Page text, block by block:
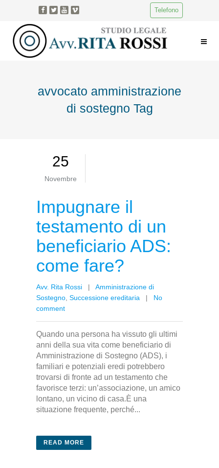
Telefono
avvocato amministrazione
di sostegno Tag
25
Novembre
Impugnare il
testamento di un
beneficiario ADS:
come fare?
Avv. Rita Rossi | Amministrazione di
Sostegno Successione ereditaria | No
comment
Quando una persona ha vissuto gli ultimi
anni della sua vita come beneficiario di
Amministrazione di Sostegno (ADS), i
familiari e potenziali eredi potrebbero
trovarsi di fronte ad un testamento che
favorisce terzi: un’associazione, un amico
lontano, un vicino di casa.È una
situazione frequente, perché...
READ MORE